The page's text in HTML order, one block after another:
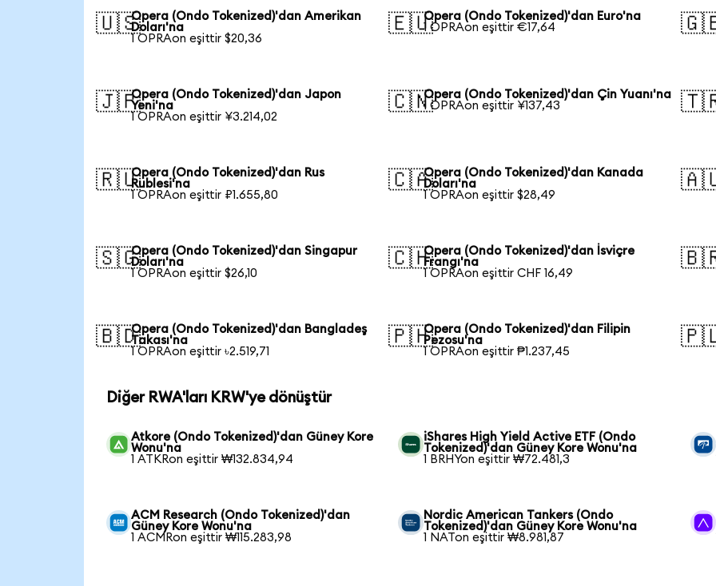
🇺🇸Opera (Ondo Tokenized)'dan Amerikan
Doları'na
1 OPRAon eşittir $20,36
🇪🇺Opera (Ondo Tokenized)'dan Euro'na
1 OPRAon eşittir €17,64
🇯🇵Opera (Ondo Tokenized)'dan Japon
Yeni'na
1 OPRAon eşittir ¥3.214,02
🇨🇳Opera (Ondo Tokenized)'dan Çin Yuanı'na
1 OPRAon eşittir ¥137,43
🇷🇺Opera (Ondo Tokenized)'dan Rus
Rublesi'na
1 OPRAon eşittir ₽1.655,80
🇨🇦Opera (Ondo Tokenized)'dan Kanada
Doları'na
1 OPRAon eşittir $28,49
🇸🇬Opera (Ondo Tokenized)'dan Singapur
Doları'na
1 OPRAon eşittir $26,10
🇨🇭Opera (Ondo Tokenized)'dan İsviçre
Frangı'na
1 OPRAon eşittir CHF 16,49
🇧🇩Opera (Ondo Tokenized)'dan Bangladeş
Takası'na
1 OPRAon eşittir ৳2.519,71
🇵🇭Opera (Ondo Tokenized)'dan Filipin
Pezosu'na
1 OPRAon eşittir ₱1.237,45
Diğer RWA'ları KRW'ye dönüştür
Atkore (Ondo Tokenized)'dan Güney Kore
Wonu'na
1 ATKRon eşittir ₩132.834,94
iShares High Yield Active ETF (Ondo
Tokenized)'dan Güney Kore Wonu'na
1 BRHYon eşittir ₩72.481,3
ACM Research (Ondo Tokenized)'dan
Güney Kore Wonu'na
1 ACMRon eşittir ₩115.283,98
Nordic American Tankers (Ondo
Tokenized)'dan Güney Kore Wonu'na
1 NATon eşittir ₩8.981,87